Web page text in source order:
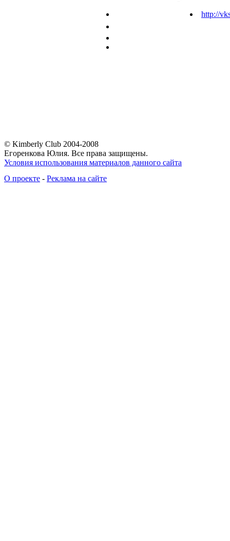
http://
© Kimberly Club 2004-2008
Егоренкова Юлия. Все права защищены.
Условия использования материалов данного сайта
О проекте - Реклама на сайте